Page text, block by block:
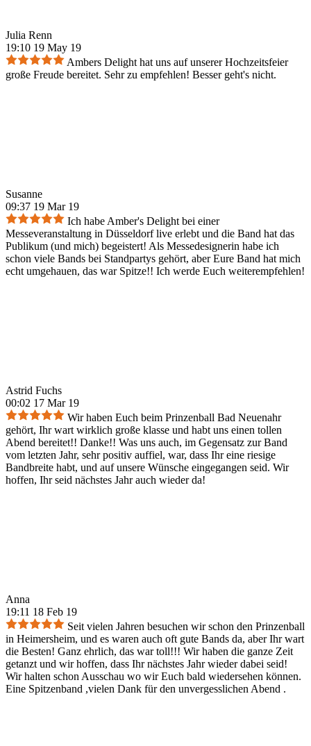
Julia Renn
19:10 19 May 19
Ambers Delight hat uns auf unserer Hochzeitsfeier
große Freude bereitet. Sehr zu empfehlen! Besser geht's nicht.
Susanne
09:37 19 Mar 19
Ich habe Amber's Delight bei einer
Messeveranstaltung in Düsseldorf live erlebt und die Band hat das
Publikum (und mich) begeistert! Als Messedesignerin habe ich
schon viele Bands bei Standpartys gehört, aber Eure Band hat mich
echt umgehauen, das war Spitze!! Ich werde Euch weiterempfehlen!
Astrid Fuchs
00:02 17 Mar 19
Wir haben Euch beim Prinzenball Bad Neuenahr
gehört, Ihr wart wirklich große klasse und habt uns einen tollen
Abend bereitet!! Danke!! Was uns auch, im Gegensatz zur Band
vom letzten Jahr, sehr positiv auffiel, war, dass Ihr eine riesige
Bandbreite habt, und auf unsere Wünsche eingegangen seid. Wir
hoffen, Ihr seid nächstes Jahr auch wieder da!
Anna
19:11 18 Feb 19
Seit vielen Jahren besuchen wir schon den Prinzenball
in Heimersheim, und es waren auch oft gute Bands da, aber Ihr wart
die Besten! Ganz ehrlich, das war toll!!! Wir haben die ganze Zeit
getanzt und wir hoffen, dass Ihr nächstes Jahr wieder dabei seid!
Wir halten schon Ausschau wo wir Euch bald wiedersehen können.
Eine Spitzenband ,vielen Dank für den unvergesslichen Abend .